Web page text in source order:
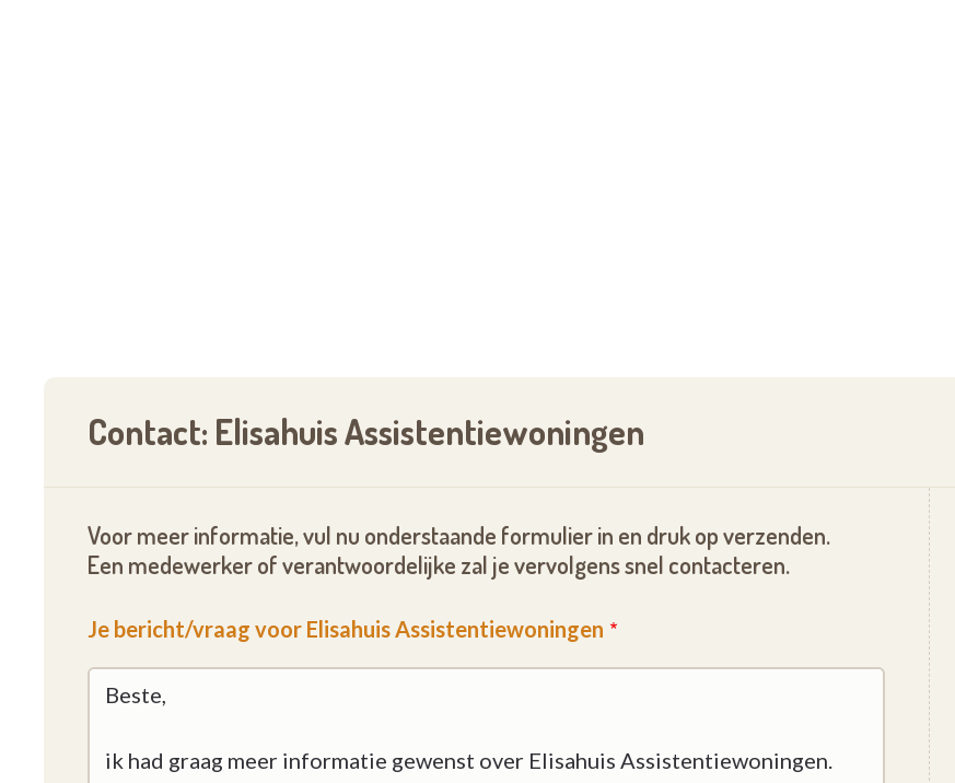
Contact: Elisahuis Assistentiewoningen
Voor meer informatie, vul nu onderstaande formulier in en druk op verzenden.
Een medewerker of verantwoordelijke zal je vervolgens snel contacteren.
Je bericht/vraag voor Elisahuis Assistentiewoningen